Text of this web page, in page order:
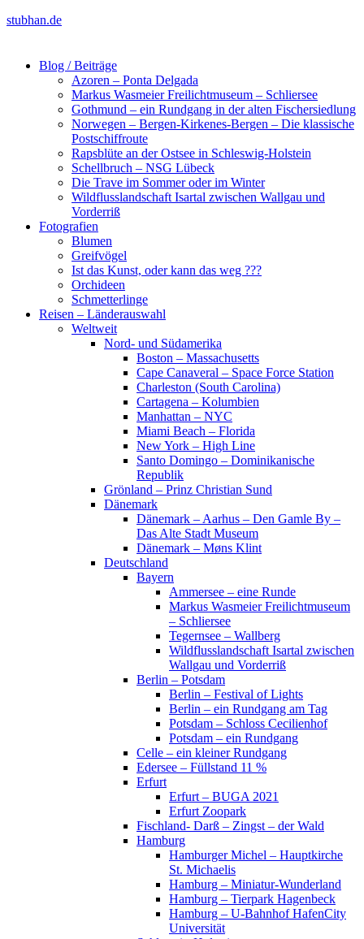
stubhan.de
Blog / Beiträge
Azoren – Ponta Delgada
Markus Wasmeier Freilichtmuseum – Schliersee
Gothmund – ein Rundgang in der alten Fischersiedlung
Norwegen – Bergen-Kirkenes-Bergen – Die klassische
Postschiffroute
Rapsblüte an der Ostsee in Schleswig-Holstein
Schellbruch – NSG Lübeck
Die Trave im Sommer oder im Winter
Wildflusslandschaft Isartal zwischen Wallgau und
Vorderriß
Fotografien
Blumen
Greifvögel
Ist das Kunst, oder kann das weg ???
Orchideen
Schmetterlinge
Reisen – Länderauswahl
Weltweit
Nord- und Südamerika
Boston – Massachusetts
Cape Canaveral – Space Force Station
Charleston (South Carolina)
Cartagena – Kolumbien
Manhattan – NYC
Miami Beach – Florida
New York – High Line
Santo Domingo – Dominikanische
Republik
Grönland – Prinz Christian Sund
Dänemark
Dänemark – Aarhus – Den Gamle By –
Das Alte Stadt Museum
Dänemark – Møns Klint
Deutschland
Bayern
Ammersee – eine Runde
Markus Wasmeier Freilichtmuseum
– Schliersee
Tegernsee – Wallberg
Wildflusslandschaft Isartal zwischen
Wallgau und Vorderriß
Berlin – Potsdam
Berlin – Festival of Lights
Berlin – ein Rundgang am Tag
Potsdam – Schloss Cecilienhof
Potsdam – ein Rundgang
Celle – ein kleiner Rundgang
Edersee – Füllstand 11 %
Erfurt
Erfurt – BUGA 2021
Erfurt Zoopark
Fischland- Darß – Zingst – der Wald
Hamburg
Hamburger Michel – Hauptkirche
St. Michaelis
Hamburg – Miniatur-Wunderland
Hamburg – Tierpark Hagenbeck
Hamburg – U-Bahnhof HafenCity
Universität